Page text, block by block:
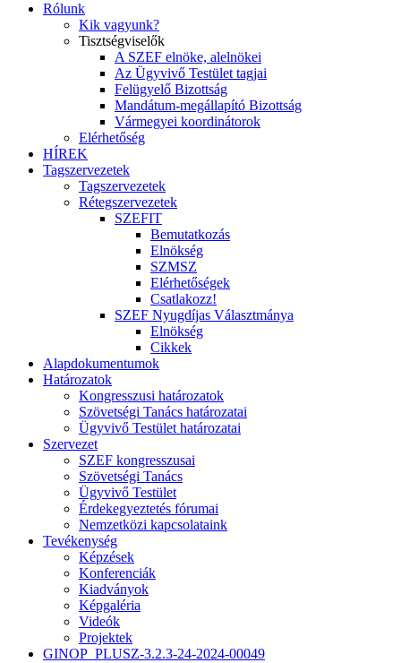
Rólunk
Kik vagyunk?
Tisztségviselők
A SZEF elnöke, alelnökei
Az Ügyvivő Testület tagjai
Felügyelő Bizottság
Mandátum-megállapító Bizottság
Vármegyei koordinátorok
Elérhetőség
HÍREK
Tagszervezetek
Tagszervezetek
Rétegszervezetek
SZEFIT
Bemutatkozás
Elnökség
SZMSZ
Elérhetőségek
Csatlakozz!
SZEF Nyugdíjas Választmánya
Elnökség
Cikkek
Alapdokumentumok
Határozatok
Kongresszusi határozatok
Szövetségi Tanács határozatai
Ügyvivő Testület határozatai
Szervezet
SZEF kongresszusai
Szövetségi Tanács
Ügyvivő Testület
Érdekegyeztetés fórumai
Nemzetközi kapcsolataink
Tevékenység
Képzések
Konferenciák
Kiadványok
Képgaléria
Videók
Projektek
GINOP_PLUSZ-3.2.3-24-2024-00049